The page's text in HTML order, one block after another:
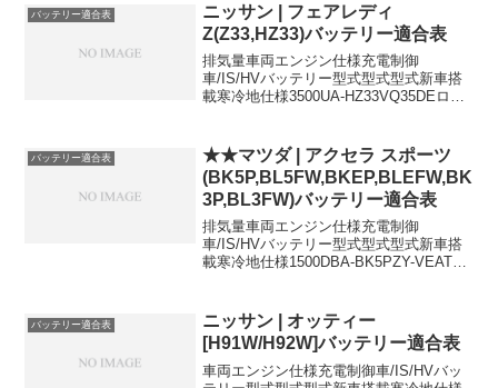
バッテリー適合表
ニッサン | フェアレディ
Z(Z33,HZ33)バッテリー適合表
排気量車両エンジン仕様充電制御
車/IS/HVバッテリー型式型式型式新車搭
載寒冷地仕様3500UA-HZ33VQ35DEロー
55B24L80D23L3500...
バッテリー適合表
★★マツダ | アクセラ スポーツ
(BK5P,BL5FW,BKEP,BLEFW,BK
3P,BL3FW)バッテリー適合表
排気量車両エンジン仕様充電制御
車/IS/HVバッテリー型式型式型式新車搭
載寒冷地仕様1500DBA-BK5PZY-VEAT・
2000CB...
バッテリー適合表
ニッサン | オッティー
[H91W/H92W]バッテリー適合表
車両エンジン仕様充電制御車/IS/HVバッ